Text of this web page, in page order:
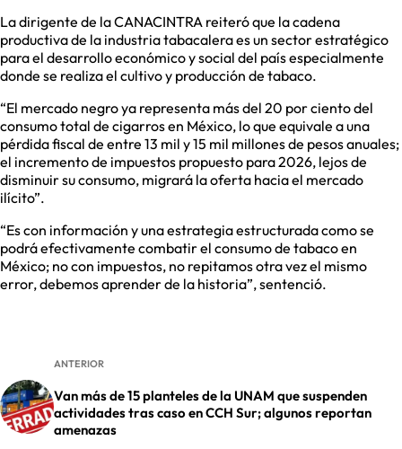
La dirigente de la CANACINTRA reiteró que la cadena
productiva de la industria tabacalera es un sector estratégico
para el desarrollo económico y social del país especialmente
donde se realiza el cultivo y producción de tabaco.
“El mercado negro ya representa más del 20 por ciento del
consumo total de cigarros en México, lo que equivale a una
pérdida fiscal de entre 13 mil y 15 mil millones de pesos anuales;
el incremento de impuestos propuesto para 2026, lejos de
disminuir su consumo, migrará la oferta hacia el mercado
ilícito”.
“Es con información y una estrategia estructurada como se
podrá efectivamente combatir el consumo de tabaco en
México; no con impuestos, no repitamos otra vez el mismo
error, debemos aprender de la historia”, sentenció.
ANTERIOR
Van más de 15 planteles de la UNAM que suspenden
actividades tras caso en CCH Sur; algunos reportan
amenazas